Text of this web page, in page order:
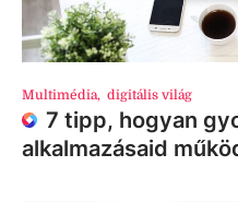
Multimédia, digitális világ
7 tipp, hogyan
alkalmazásaid